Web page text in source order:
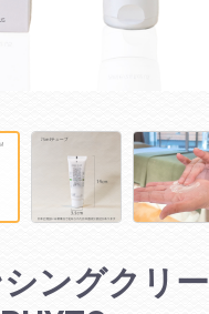
ングクリー